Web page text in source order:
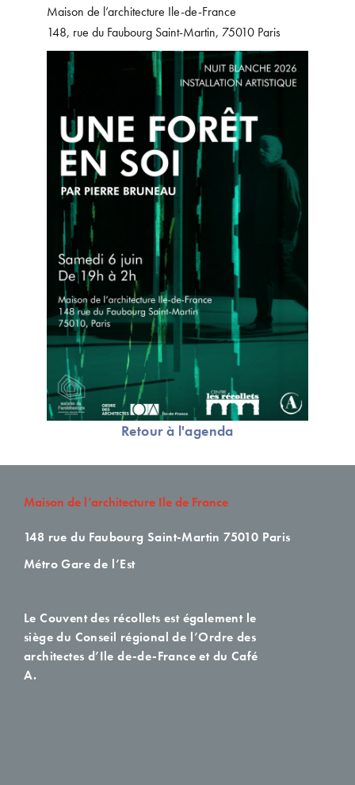
Maison de l’architecture Ile-de-France
148, rue du Faubourg Saint-Martin, 75010 Paris
Retour à l'agenda
Maison de l’architecture Ile de France
148 rue du Faubourg Saint-Martin 75010 Paris
Métro Gare de l’Est
Le Couvent des récollets est également le
siège du Conseil régional de l’Ordre des
architectes d’Ile de-de-France et du Café
A.